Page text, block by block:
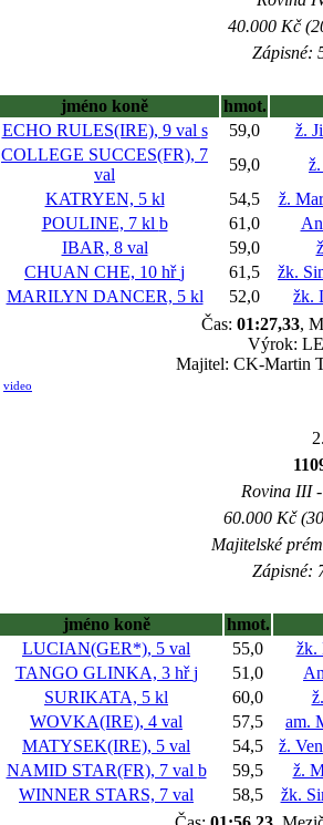
40.000 Kč
Zápisné:
jméno koně
hmot.
ECHO RULES(IRE), 9 val s 59,0
ž.
COLLEGE SUCCES(FR), 7
val
59,0
KATRYEN, 5 kl 54,5
ž.
POULINE, 7 kl b 61,0
IBAR, 8 val 59,0
CHUAN CHE, 10 hřj 61,5
žk.
MARILYN DANCER, 5 kl 52,0
žk.
Čas: 01:27,33,
Výrok:
Majitel: CK-Martin
video
Rovina III
60.000 Kč
Majitelské
Zápisné:
jméno koně
hmot.
LUCIAN(GER*), 5 val 55,0
žk.
TANGO GLINKA, 3 hřj 51,0
SURIKATA, 5 kl 60,0
WOVKA(IRE), 4 val 57,5
am.
MATYSEK(IRE), 5 val 54,5
ž.
NAMID STAR(FR), 7 val b 59,5
ž.
WINNER STARS, 7 val 58,5
žk.